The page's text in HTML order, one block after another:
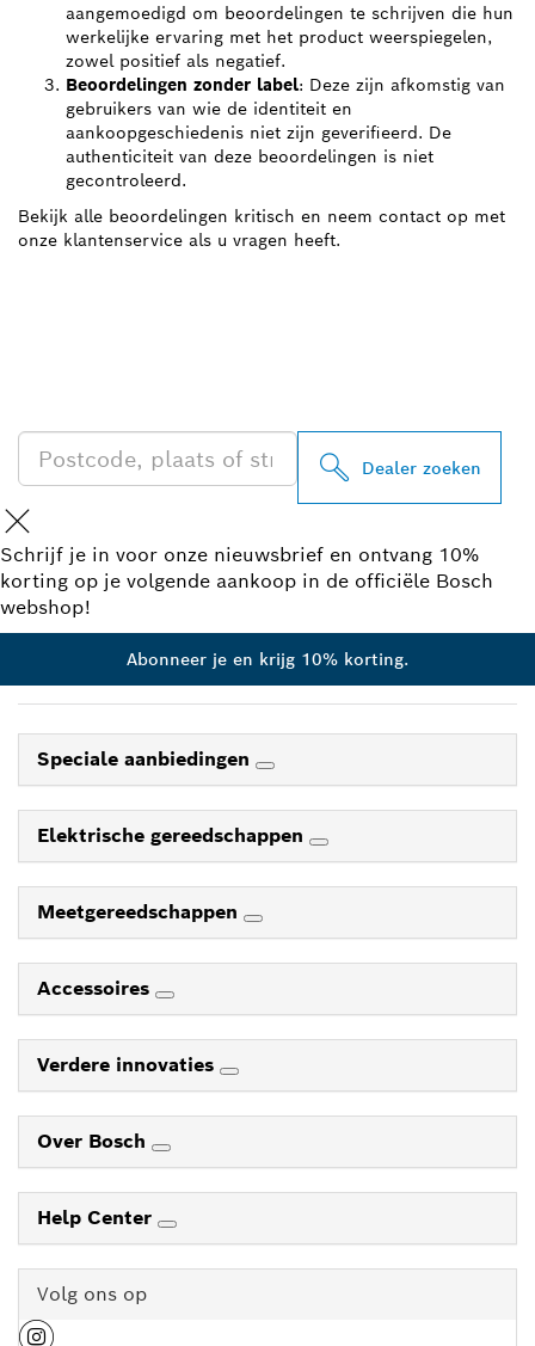
aangemoedigd om beoordelingen te schrijven die hun
werkelijke ervaring met het product weerspiegelen,
zowel positief als negatief.
Beoordelingen zonder label: Deze zijn afkomstig van
gebruikers van wie de identiteit en
aankoopgeschiedenis niet zijn geverifieerd. De
authenticiteit van deze beoordelingen is niet
gecontroleerd.
Bekijk alle beoordelingen kritisch en neem contact op met
onze klantenservice als u vragen heeft.
Dealer zoeken
Schrijf je in voor onze nieuwsbrief en ontvang 10%
korting op je volgende aankoop in de officiële Bosch
webshop!
Abonneer je en krijg 10% korting.
Speciale aanbiedingen
Elektrische gereedschappen
Meetgereedschappen
Accessoires
Verdere innovaties
Over Bosch
Help Center
Volg ons op